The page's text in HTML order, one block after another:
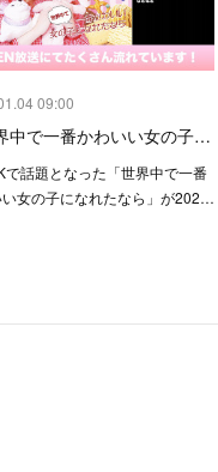
09:00
中で一番かわいい女の子…
で話題となった「世界中で一番
女の子になれたなら」が202…